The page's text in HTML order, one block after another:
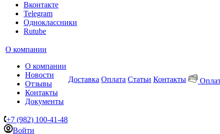
Вконтакте
Telegram
Одноклассники
Rutube
О компании
О компании
Новости
Отзывы
Контакты
Документы
Доставка Оплата Статьи Контакты
+7 (982) 100-41-48
Войти